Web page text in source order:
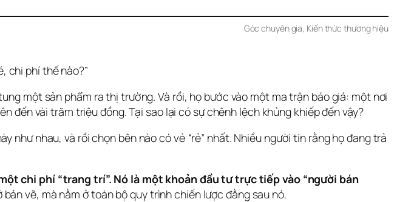
Góc chuyên gia, Kiến thức thương hiệu
chi phí thế nào?”
một sản phẩm ra thị trường. Và rồi, họ bước vào một ma trận báo giá: một nơi
vài trăm triệu đồng. Tại sao lại có sự chênh lệch khủng khiếp đến vậy?
như nhau, và rồi chọn bên nào có vẻ “rẻ” nhất. Nhiều người tin rằng họ đang trả
chi phí “trang trí”. Nó là một khoản đầu tư trực tiếp vào “người bán
vẽ, mà nằm ở toàn bộ quy trình chiến lược đằng sau nó.